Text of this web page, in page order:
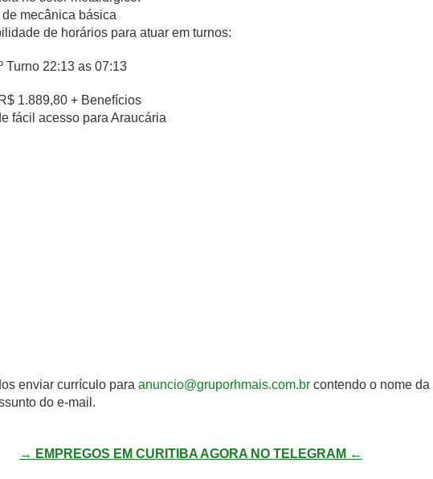
de mecânica básica
de horários para atuar em turnos:
Turno 22:13 as 07:13
1.889,80 + Benefícios
fácil acesso para Araucária
enviar currículo para anuncio@gruporhmais.com.brcontendo o nome da
do e-mail.
→ EMPREGOS EM CURITIBA AGORA NO TELEGRAM ←